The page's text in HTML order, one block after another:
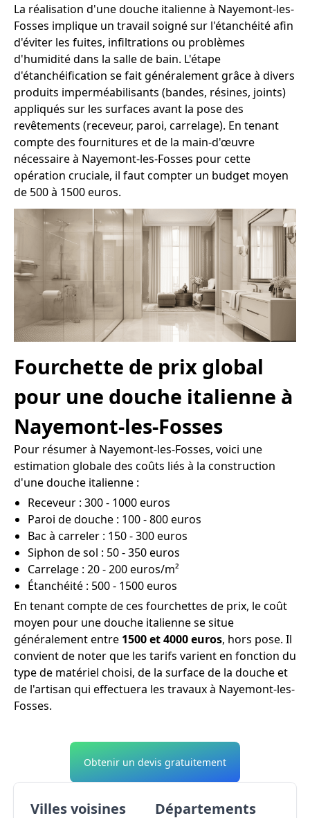
La réalisation d'une douche italienne à Nayemont-les-
Fosses implique un travail soigné sur l'étanchéité afin
d'éviter les fuites, infiltrations ou problèmes
d'humidité dans la salle de bain. L'étape
d'étanchéification se fait généralement grâce à divers
produits imperméabilisants (bandes, résines, joints)
appliqués sur les surfaces avant la pose des
revêtements (receveur, paroi, carrelage). En tenant
compte des fournitures et de la main-d'œuvre
nécessaire à Nayemont-les-Fosses pour cette
opération cruciale, il faut compter un budget moyen
de 500 à 1500 euros.
Fourchette de prix global
pour une douche italienne à
Nayemont-les-Fosses
Pour résumer à Nayemont-les-Fosses, voici une
estimation globale des coûts liés à la construction
d'une douche italienne :
Receveur : 300 - 1000 euros
Paroi de douche : 100 - 800 euros
Bac à carreler : 150 - 300 euros
Siphon de sol : 50 - 350 euros
Carrelage : 20 - 200 euros/m²
Étanchéité : 500 - 1500 euros
En tenant compte de ces fourchettes de prix, le coût
moyen pour une douche italienne se situe
généralement entre 1500 et 4000 euros, hors pose. Il
convient de noter que les tarifs varient en fonction du
type de matériel choisi, de la surface de la douche et
de l'artisan qui effectuera les travaux à Nayemont-les-
Fosses.
Obtenir un devis gratuitement
Villes voisines Départements